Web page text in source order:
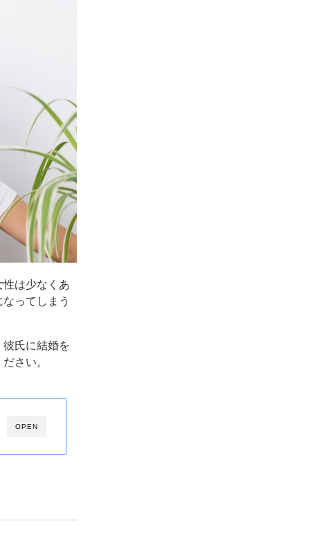
性は少なくあ
ってしまう
氏に結婚を
さい。
OPEN